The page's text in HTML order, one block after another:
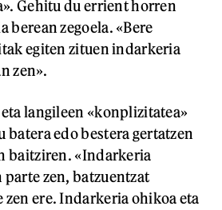
Gehitu du errient horren
berean zegoela. «Bere
egiten zituen indarkeria
zen».
langileen «konplizitatea»
batera edo bestera gertatzen
baitziren. «Indarkeria
zen, batzuentzat
ere. Indarkeria ohikoa eta